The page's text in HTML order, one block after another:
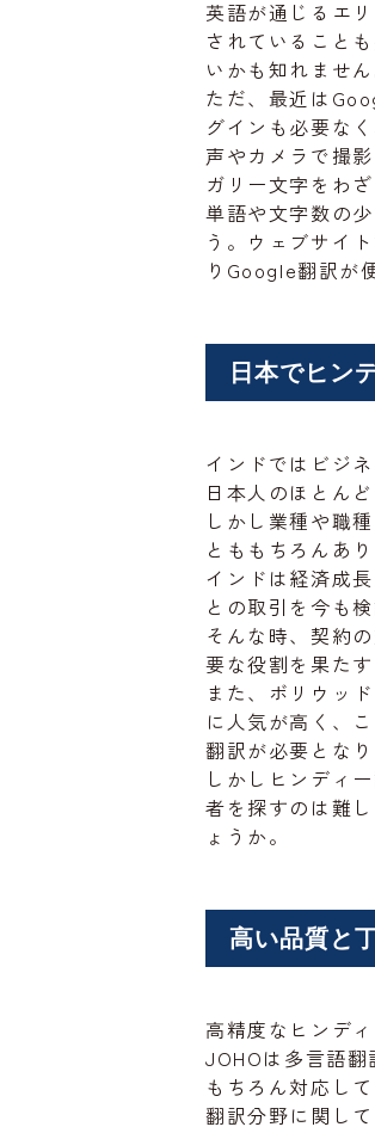
英語が通じるエ
されていること
いかも知れません
ただ、最近は
グインも必要な
声やカメラで撮
ガリー文字をわ
単語や文字数の
う。ウェブサイ
りGoogle翻訳が
日本でヒン
インドではビジ
日本人のほとん
しかし業種や職
とももちろんあり
インドは経済成
との取引を今も
そんな時、契約
要な役割を果た
また、ボリウッ
に人気が高く、
翻訳が必要となり
しかしヒンディ
者を探すのは難
ょうか。
高い品質と
高精度なヒンデ
JOHOは多言語
もちろん対応して
翻訳分野に関し